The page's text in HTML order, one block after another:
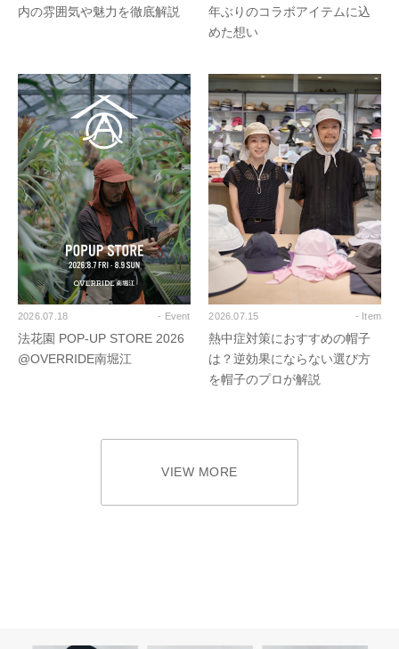
内の雰囲気や魅力を徹底解説
年ぶりのコラボアイテムに込
めた想い
2026.07.18 - Event
法花園 POP-UP STORE 2026
@OVERRIDE南堀江
2026.07.15 - Item
熱中症対策におすすめの帽子
は？逆効果にならない選び方
を帽子のプロが解説
VIEW MORE